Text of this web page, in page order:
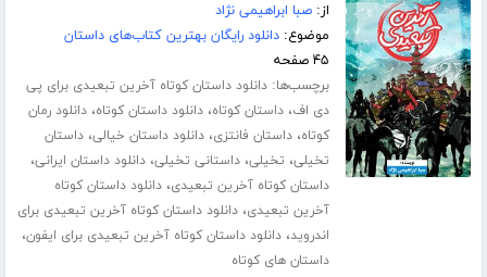
از:صبا ابراهیمی نژاد
موضوع:دانلود رایگان بهترین کتاب‌های داستان
۴۵ صفحه
برچسب‌ها:دانلود داستان کوتاه آخرین تبعیدی برای پی
دی اف،داستان کوتاه،دانلود داستان کوتاه،دانلود رمان
کوتاه،داستان فانتزی،دانلود داستان خیالی،داستان
تخیلی، تخیلی،داستانی تخیلی،دانلود داستان ایرانی،
داستان کوتاه آخرین تبعیدی،دانلود داستان کوتاه
آخرین تبعیدی،دانلود داستان کوتاه آخرین تبعیدی برای
اندروید،دانلود داستان کوتاه آخرین تبعیدی برای ایفون،
داستان های کوتاه